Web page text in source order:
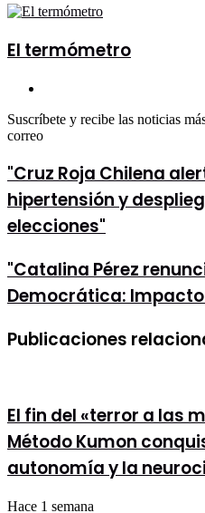
El termómetro
Suscríbete y recibe las noticias
correo
"Cruz
Roja
Chilena
alerta
sobre
de
hipertensión
y
acciones
en
"Cruz Roja Chilena
hipertensión y
elecciones"
"Catalina
Pérez
renuncia
Revolución
Democrática:
Frente
Amplio"
"Catalina Pérez
Democrática: Impacto
Publicaciones
El fin del «terror a las
Método Kumon
autonomía y la
Hace 1 semana